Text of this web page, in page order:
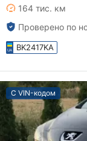
164 тис. км
Проверено по
BK2417KA
С VIN-кодом